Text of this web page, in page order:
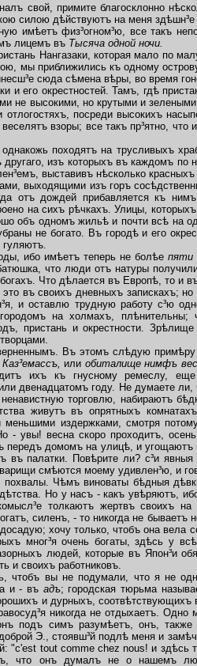
свой, примите благосклонно
силою дѣйствуютъ на меня
имѣетъ физ³огном³ю, все такъ
лицемъ въ Тысяча одной ночи.
Нангазаки, которая мало по
мы приближились къ одному
сюда сѣмена вѣры, во время
его окрестностей. Тамъ, гдѣ
не высокими, но крутыми и
посреди высокихъ
взоры; все такъ пр³ятно, что
походятъ на трусливыхъ
изъ которыхъ въ каждомъ
выставивъ нѣсколько красныхъ
выходящими изъ горъ
отъ дождей прибавляется къ
на сихъ рѣчкахъ. Улицы,
объ одномъ жильѣ и почти всѣ на
не богато. Въ городѣ и его
ибо имѣетъ теперь не болѣепяти
что люди отъ натуры
Что дѣлается въ Европѣ, то и
въ своихъ дневныхъ запискахъ; но
и оставлю трудную работу с³ю
на холмахъ, плѣнительны;
пристань и окрестности.
Въ этомъ слѣдую
Каз³емассъ, или обиталище нимфъ
ихъ къ гнусному ремеслу,
двенадцатомъ году. Не думаете ли,
торговлю, набираютъ
живутъ въ опрятныхъ
издержками, смотря
увы! весна скоро проходитъ, осень
передъ домомъ на улицѣ, и
палатки. Повѣрите ли? с³и явныя
смѣются моему удивлен³ю, и
Чѣмъ виноваты бѣдныя
Но у насъ - какъ увѣряютъ,
толкаютъ жертвъ своихъ на
силенъ, - то никогда не бываетъ
хочу только, чтобъ она вела
мног³я очень богаты, здѣсь у
людей, которые въ Япон³и
и своихъ работниковъ.
чтобъ вы не подумали, что я не
и - въ адъ; городская тюрьма
и дурныхъ, соотвѣтствующихъ
никогда не отдыхаетъ.
подъ симъ разумѣетъ, онъ, также
Э.,
стоявш³й подлѣ меня и
"c'est tout comme chez nous! и
что онъ думалъ не о нашемъ